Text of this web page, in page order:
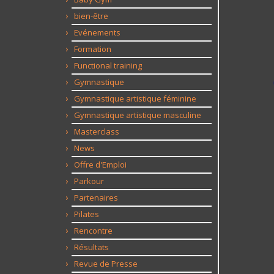
bien-être
Evénements
Formation
Functional training
Gymnastique
Gymnastique artistique féminine
Gymnastique artistique masculine
Masterclass
News
Offre d'Emploi
Parkour
Partenaires
Pilates
Rencontre
Résultats
Revue de Presse